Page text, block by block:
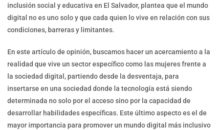
inclusión social y educativa en El Salvador, plantea que el mundo
digital no es uno solo y que cada quien lo vive en relación con sus
condiciones, barreras y limitantes.
En este artículo de opinión, buscamos hacer un acercamiento a la
realidad que vive un sector específico como las mujeres frente a
la sociedad digital, partiendo desde la desventaja, para
insertarse en una sociedad donde la tecnología está siendo
determinada no solo por el acceso sino por la capacidad de
desarrollar habilidades específicas. Este último aspecto es el de
mayor importancia para promover un mundo digital más inclusivo